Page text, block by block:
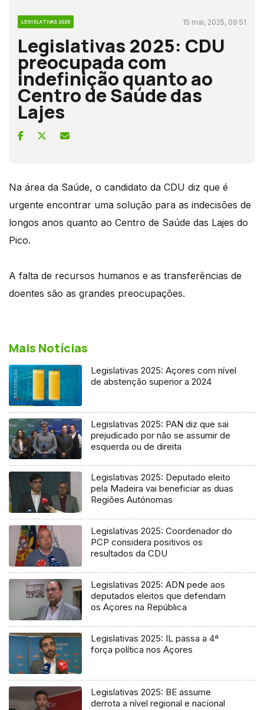
LEGISLATIVAS 2025 15 mai, 2025, 09:51
Legislativas 2025: CDU
preocupada com
indefinição quanto ao
Centro de Saúde das
Lajes
Na área da Saúde, o candidato da CDU diz que é
urgente encontrar uma solução para as indecisões de
longos anos quanto ao Centro de Saúde das Lajes do
Pico.
A falta de recursos humanos e as transferências de
doentes são as grandes preocupações.
Mais Notícias
Legislativas 2025: Açores com nível
de abstenção superior a 2024
Legislativas 2025: PAN diz que sai
prejudicado por não se assumir de
esquerda ou de direita
Legislativas 2025: Deputado eleito
pela Madeira vai beneficiar as duas
Regiões Autónomas
Legislativas 2025: Coordenador do
PCP considera positivos os
resultados da CDU
Legislativas 2025: ADN pede aos
deputados eleitos que defendam
os Açores na República
Legislativas 2025: IL passa a 4ª
força política nos Açores
Legislativas 2025: BE assume
derrota a nível regional e nacional